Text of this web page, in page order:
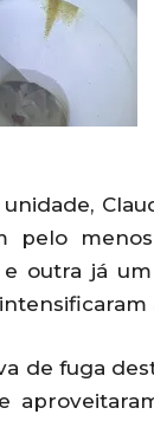
pelo
outra já
de fuga